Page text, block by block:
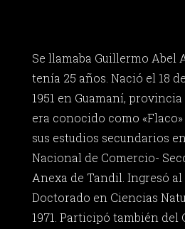
Se llamaba Guillermo Abel
tenía 25 años. Nació el 18
1951 en Guamaní,
era conocido como «Flaco»
sus estudios secundarios
Nacional de Comercio-
Anexa de Tandil. Ingresó
Doctorado en Ciencias
1971. Participó también del